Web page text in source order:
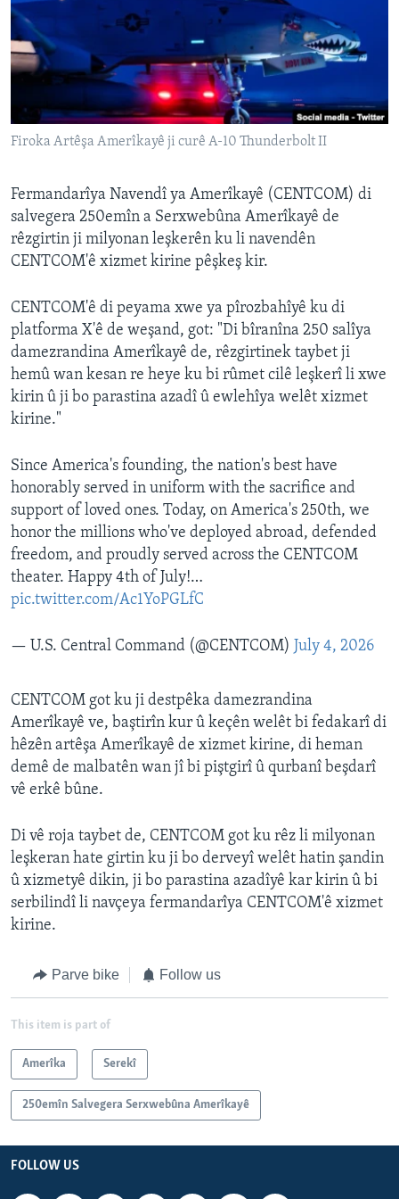
ÇAND Û HUNER
SERNIVÎS
SORANÎ
Learning English
Zimanên Din
Firoka Artêşa Amerîkayê ji curê A-10 Thunderbolt II
Fermandarîya Navendî ya Amerîkayê (CENTCOM) di
salvegera 250emîn a Serxwebûna Amerîkayê de
rêzgirtin ji milyonan leşkerên ku li navendên
CENTCOM'ê xizmet kirine pêşkeş kir.
CENTCOM'ê di peyama xwe ya pîrozbahîyê ku di
platforma X'ê de weşand, got: "Di bîranîna 250 salîya
damezrandina Amerîkayê de, rêzgirtinek taybet ji
hemû wan kesan re heye ku bi rûmet cilê leşkerî li xwe
kirin û ji bo parastina azadî û ewlehîya welêt xizmet
kirine."
Since America's founding, the nation's best have
honorably served in uniform with the sacrifice and
support of loved ones. Today, on America's 250th, we
honor the millions who've deployed abroad, defended
freedom, and proudly served across the CENTCOM
theater. Happy 4th of July!…
pic.twitter.com/Ac1YoPGLfC
— U.S. Central Command (@CENTCOM) July 4, 2026
CENTCOM got ku ji destpêka damezrandina
Amerîkayê ve, baştirîn kur û keçên welêt bi fedakarî di
hêzên artêşa Amerîkayê de xizmet kirine, di heman
demê de malbatên wan jî bi piştgirî û qurbanî beşdarî
vê erkê bûne.
Di vê roja taybet de, CENTCOM got ku rêz li milyonan
leşkeran hate girtin ku ji bo derveyî welêt hatin şandin
û xizmetyê dikin, ji bo parastina azadîyê kar kirin û bi
serbilindî li navçeya fermandarîya CENTCOM'ê xizmet
kirine.
Parve bike Follow us
This item is part of
Amerîka Serekî
250emîn Salvegera Serxwebûna Amerîkayê
FOLLOW US